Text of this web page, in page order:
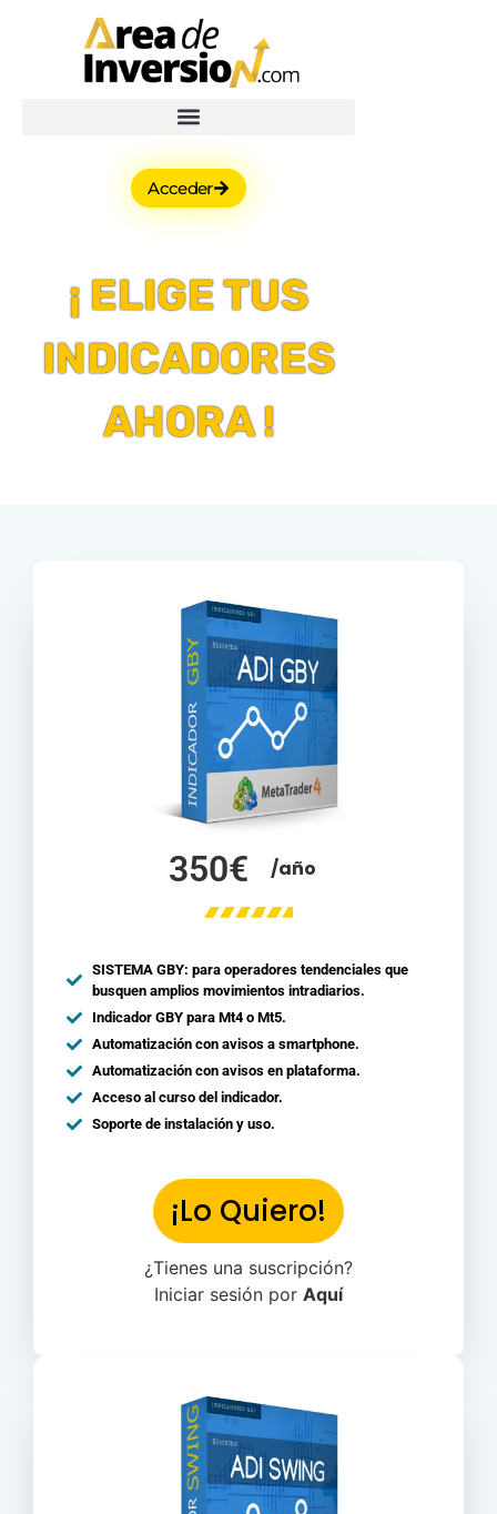
Acceder
¡ ELIGE TUS
INDICADORES
AHORA !
350€ /año
SISTEMA GBY: para operadores tendenciales que
busquen amplios movimientos intradiarios.
Indicador GBY para Mt4 o Mt5.
Automatización con avisos a smartphone.
Automatización con avisos en plataforma.
Acceso al curso del indicador.
Soporte de instalación y uso.
¡Lo Quiero!
¿Tienes una suscripción?
Iniciar sesión por Aquí